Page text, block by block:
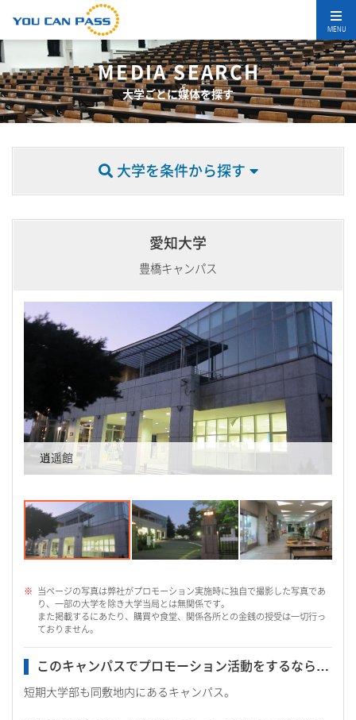
MENU
MEDIA SEARCH
大学ごとに媒体を探す
大学を条件から探す
愛知大学
豊橋キャンパス
逍遥館
当ページの写真は弊社がプロモーション実施時に独自で撮影した写真であ
り、一部の大学を除き大学当局とは無関係です。
また掲載するにあたり、購買や食堂、関係各所との金銭の授受は一切行っ
ておりません。
このキャンパスでプロモーション活動をするなら…
短期大学部も同敷地内にあるキャンパス。